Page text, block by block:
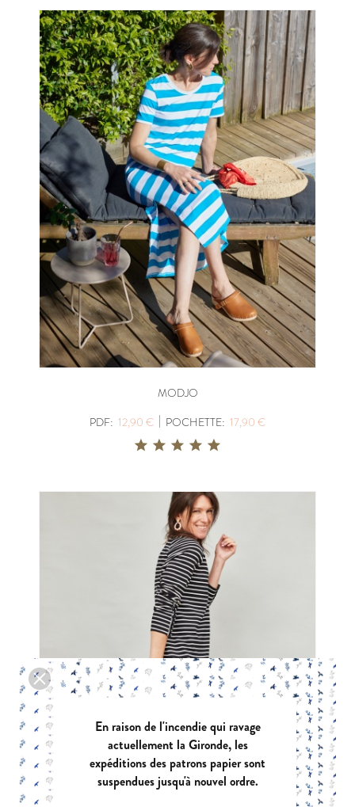
MODJO
PDF: 12,90 € | POCHETTE: 17,90 €
En raison de l'incendie qui ravage
actuellement la Gironde, les
expéditions des patrons papier sont
suspendues jusqu'à nouvel ordre.